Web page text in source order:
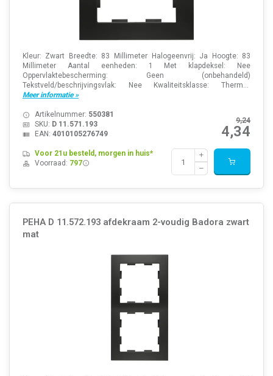
Kleur: Zwart Breedte: 83 Millimeter Halogeenvrij: Ja Hoogte: 83
Millimeter Aantal eenheden: 1 Met klapdeksel: Nee
Oppervlaktebescherming: Geen (onbehandeld)
Tekstveld/beschrijvingsvlak: Nee Kwaliteitsklasse: Therm...
Meer informatie »
9,24
4,34
Artikelnummer: 550381
SKU: D 11.571.193
EAN: 4010105276749
Voor 21u besteld, morgen in huis*
Voorraad: 797
PEHA D 11.572.193 afdekraam 2-voudig Badora zwart
mat